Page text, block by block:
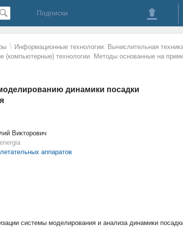
Подписки
\ Информационные технологии. Вычислительная
(компьютерные) технологии. Методы основанные на
динамики посадки
Викторович
аппаратов
системы моделирования и анализа динамики